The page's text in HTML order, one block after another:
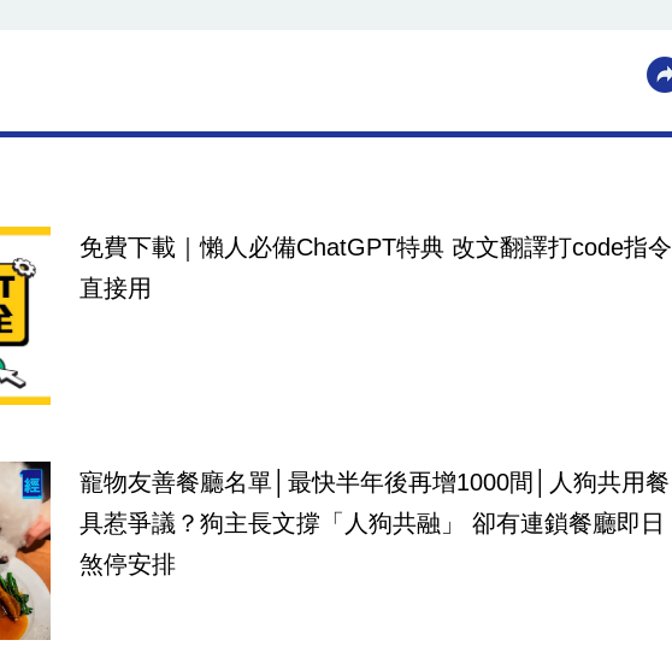
免費下載｜懶人必備ChatGPT特典 改文翻譯打code指令
直接用
寵物友善餐廳名單│最快半年後再增1000間│人狗共用餐
具惹爭議？狗主長文撐「人狗共融」 卻有連鎖餐廳即日
煞停安排